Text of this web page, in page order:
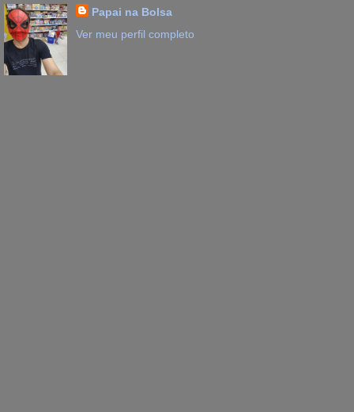
Papai na Bolsa
Ver meu perfil completo